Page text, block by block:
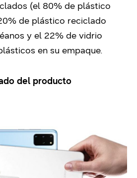
(el 80% de plástico
de plástico reciclado
y el 22% de vidrio
en su empaque.
del producto